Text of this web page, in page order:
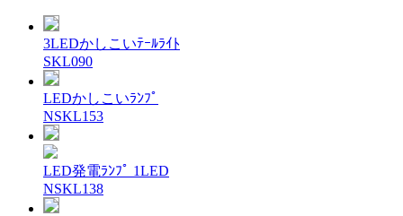
3LEDかしこいﾃｰﾙﾗｲﾄ
SKL090
LEDかしこいﾗﾝﾌﾟ
NSKL153
LED発電ﾗﾝﾌﾟ 1LED
NSKL138